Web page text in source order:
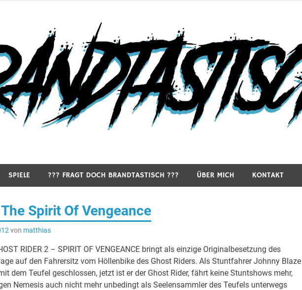
SPIELE ??? FRAGT DOCH BRANDTASTISCH ??? ÜBER MICH KONTAKT
Spirit Of Vengeance
von matthias
RIDER 2 – SPIRIT OF VENGEANCE bringt als einzige Originalbesetzung des
auf den Fahrersitz vom Höllenbike des Ghost Riders. Als Stuntfahrer Johnny Blaze
dem Teufel geschlossen, jetzt ist er der Ghost Rider, fährt keine Stuntshows mehr,
Nemesis auch nicht mehr unbedingt als Seelensammler des Teufels unterwegs